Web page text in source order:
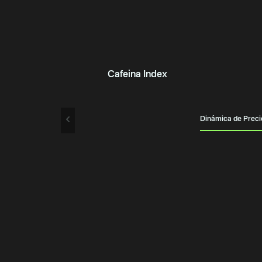
Cafeina Index
Dinámica de